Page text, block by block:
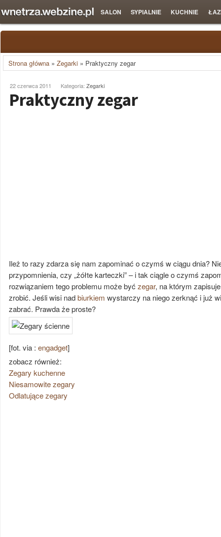
SALON SYPIALNIE KUCHNIE
Strona główna » Zegarki » Praktyczny zegar
22 czerwca 2011 Kategoria: Zegarki
Praktyczny zegar
Ileż to razy zdarza się nam zapominać o czymś w ciągu dnia?
przypomnienia, czy „żółte karteczki” – i tak ciągle o czymś
rozwiązaniem tego problemu może być zegar, na którym
zrobić. Jeśli wisi nadbiurkiem wystarczy na niego zerknąć i już
zabrać. Prawda że proste?
[fot. via : engadget]
zobacz również:
Zegary kuchenne
Niesamowite zegary
Odlatujące zegary